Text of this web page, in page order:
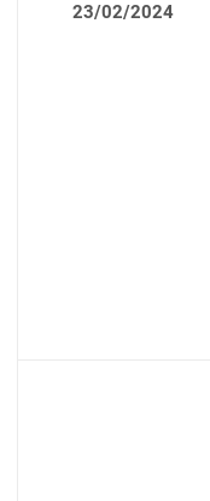
23/02/2024